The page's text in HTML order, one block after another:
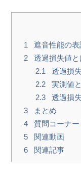
1
遮音性能の
2
透過損失値と
2.1
透過損
2.2
実測値
2.3
透過損
3
まとめ
4
質問コーナー
5
関連動画
6
関連記事